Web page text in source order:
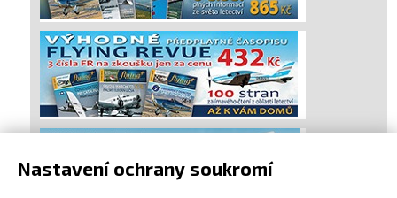
Nastavení ochrany soukromí